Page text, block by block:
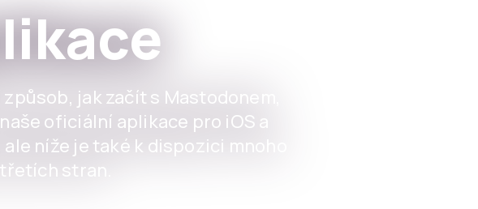
jak začít s Mastodonem,
oficiální aplikace pro iOS a
ale níže je také k dispozici mnoho
třetích stran.